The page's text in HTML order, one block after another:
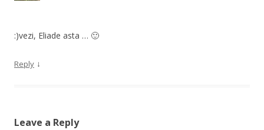
:)vezi, Eliade asta … 🙂
Reply ↓
Leave a Reply